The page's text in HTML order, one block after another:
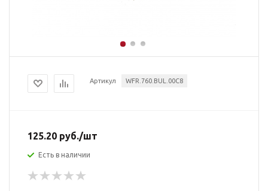
Артикул WFR.760.BUL.00C8
125.20 руб./шт
Есть в наличии